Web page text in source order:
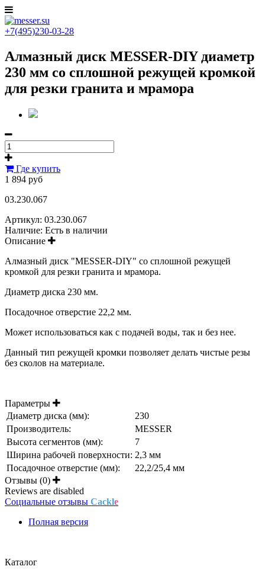
+7(495)230-03-28
Алмазный диск MESSER-DIY диаметр
230 мм со сплошной режущей кромкой
для резки гранита и мрамора
Где купить
1 894 руб
03.230.067
Артикул: 03.230.067
Наличие: Есть в наличии
Описание
Алмазный диск "MESSER-DIY" со сплошной режущей
кромкой для резки гранита и мрамора.
Диаметр диска 230 мм.
Посадочное отверстие 22,2 мм.
Может использоваться как с подачей воды, так и без нее.
Данный тип режущей кромки позволяет делать чистые резы
без сколов на материале.
Параметры
Диаметр диска (мм):
230
Производитель:
MESSER
Высота сегментов (мм):
7
Ширина рабочей поверхности: 2,3 мм
Посадочное отверстие (мм):
22,2/25,4 мм
Отзывы (0)
Reviews are disabled
Социальные отзывы Cackle
Полная версия
Каталог